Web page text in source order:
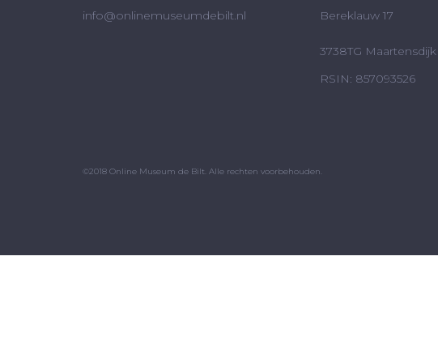
info@onlinemuseumdebilt.nl Bereklauw 17
3738TG Maartensdijk
RSIN: 857093526
©2018 Online Museum de Bilt. Alle rechten voorbehouden.